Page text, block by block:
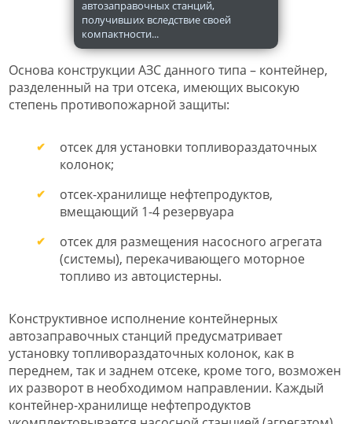
автозаправочных станций,
получивших вследствие своей
компактности...
Основа конструкции АЗС данного типа – контейнер,
разделенный на три отсека, имеющих высокую
степень противопожарной защиты:
отсек для установки топливораздаточных
колонок;
отсек-хранилище нефтепродуктов,
вмещающий 1-4 резервуара
отсек для размещения насосного агрегата
(системы), перекачивающего моторное
топливо из автоцистерны.
Конструктивное исполнение контейнерных
автозаправочных станций предусматривает
установку топливораздаточных колонок, как в
переднем, так и заднем отсеке, кроме того, возможен
их разворот в необходимом направлении. Каждый
контейнер-хранилище нефтепродуктов